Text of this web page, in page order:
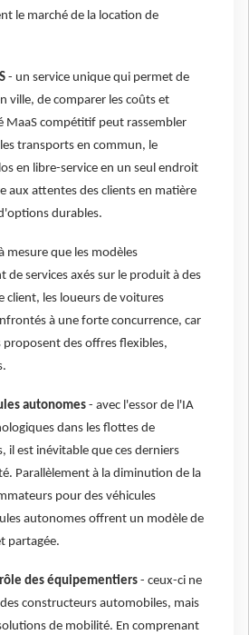
le marché de la location de
- un service unique qui permet de
ville, de comparer les coûts et
MaaS compétitif peut rassembler
transports en commun, le
en libre-service en un seul endroit
aux attentes des clients en matière
durables.
mesure que les modèles
de services axés sur le produit à des
client, les loueurs de voitures
à une forte concurrence, car
des offres flexibles,
autonomes - avec l'essor de l'IA
dans les flottes de
il est inévitable que ces derniers
Parallèlement à la diminution de la
pour des véhicules
autonomes offrent un modèle de
partagée.
des équipementiers - ceux-ci ne
constructeurs automobiles, mais
de mobilité. En comprenant